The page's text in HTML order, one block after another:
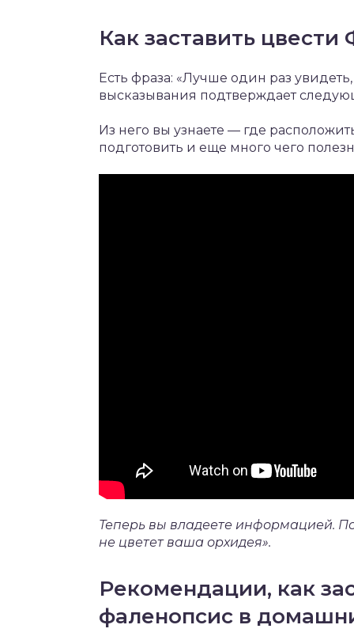
Как заставить
Есть фраза: «Лучше один раз
высказывания подтверждает
Из него вы узнаете — где
подготовить и еще много чего
Теперь вы владеете информацией.
не цветет ваша орхидея».
Рекомендации, как
фаленопсис в